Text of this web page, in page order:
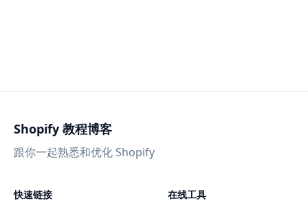
Shopify 教程博客
跟你一起熟悉和优化 Shopify
快速链接
在线工具